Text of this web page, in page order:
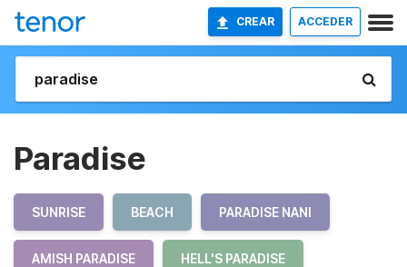
CREAR ACCEDER
Paradise
SUNRISE BEACH PARADISE NANI
AMISH PARADISE HELL'S PARADISE